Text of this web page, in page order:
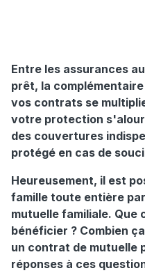
Entre les assurances
prêt, la
vos contrats se
votre protection
des couvertures
protégé en cas de
Heureusement, il est
famille toute entière
mutuelle familiale. Que
bénéficier ? Combien
un contrat de mutuelle
réponses à ces